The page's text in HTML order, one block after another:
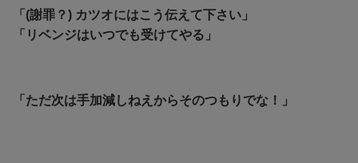
「(謝罪？) カツオにはこう伝えて下さい」
「リベンジはいつでも受けてやる」
「ただ次は手加減しねえからそのつもりでな！」